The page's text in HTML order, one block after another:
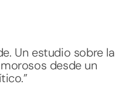
Un estudio sobre la
desde un